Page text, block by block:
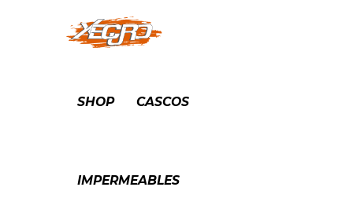
SHOP CASCOS
IMPERMEABLES